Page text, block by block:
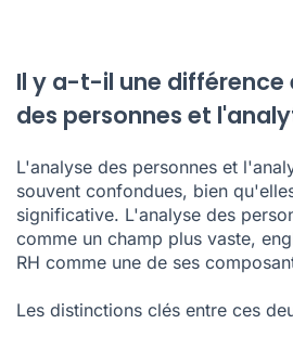
Il y a-t-il une différence
des personnes et
L'analyse des personnes et
souvent confondues, bien
significative. L'analyse des
comme un champ plus vaste,
RH comme une de ses
Les distinctions clés entre ces